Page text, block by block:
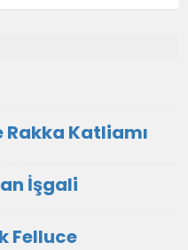
Katliamı
İşgali
Felluce